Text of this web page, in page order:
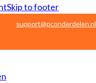
Skip to footer
support@pconderdelen.nl